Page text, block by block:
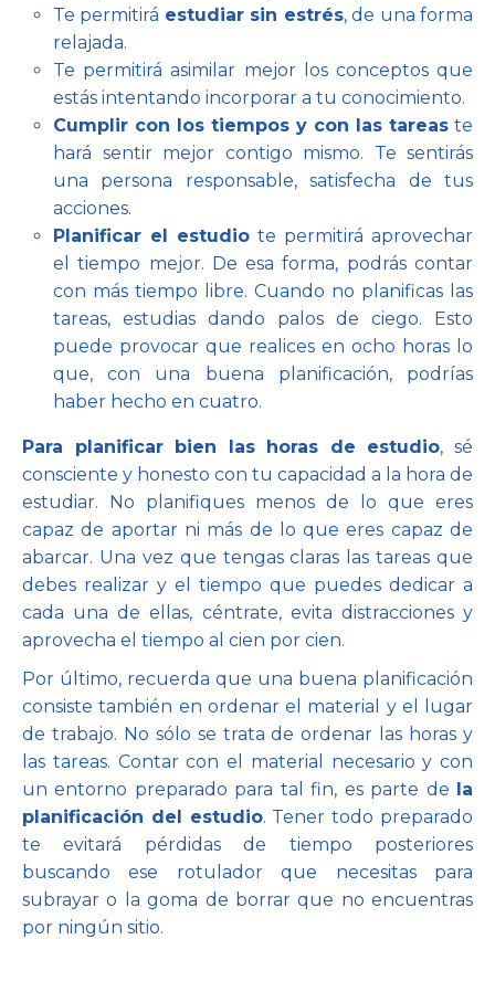
Te permitirá estudiar sin estrés, de una forma
relajada.
Te permitirá asimilar mejor los conceptos que
estás intentando incorporar a tu conocimiento.
Cumplir con los tiempos y con las tareas te
hará sentir mejor contigo mismo. Te sentirás
una persona responsable, satisfecha de tus
acciones.
Planificar el estudio te permitirá aprovechar
el tiempo mejor. De esa forma, podrás contar
con más tiempo libre. Cuando no planificas las
tareas, estudias dando palos de ciego. Esto
puede provocar que realices en ocho horas lo
que, con una buena planificación, podrías
haber hecho en cuatro.
Para planificar bien las horas de estudio, sé
consciente y honesto con tu capacidad a la hora de
estudiar. No planifiques menos de lo que eres
capaz de aportar ni más de lo que eres capaz de
abarcar. Una vez que tengas claras las tareas que
debes realizar y el tiempo que puedes dedicar a
cada una de ellas, céntrate, evita distracciones y
aprovecha el tiempo al cien por cien.
Por último, recuerda que una buena planificación
consiste también en ordenar el material y el lugar
de trabajo. No sólo se trata de ordenar las horas y
las tareas. Contar con el material necesario y con
un entorno preparado para tal fin, es parte de la
planificación del estudio. Tener todo preparado
te evitará pérdidas de tiempo posteriores
buscando ese rotulador que necesitas para
subrayar o la goma de borrar que no encuentras
por ningún sitio.